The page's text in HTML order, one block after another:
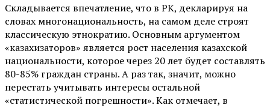
Складывается впечатление, что в РК, декларируя на
словах многонациональность, на самом деле строят
классическую этнократию. Основным аргументом
«казахизаторов» является рост населения казахской
национальности, которое через 20 лет будет составлять
80-85% граждан страны. А раз так, значит, можно
перестать учитывать интересы остальной
«статистической погрешности». Как отмечает, в